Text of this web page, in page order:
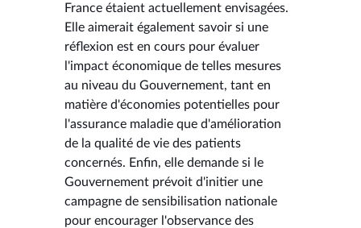
France étaient actuellement envisagées.
Elle aimerait également savoir si une
réflexion est en cours pour évaluer
l'impact économique de telles mesures
au niveau du Gouvernement, tant en
matière d'économies potentielles pour
l'assurance maladie que d'amélioration
de la qualité de vie des patients
concernés. Enfin, elle demande si le
Gouvernement prévoit d'initier une
campagne de sensibilisation nationale
pour encourager l'observance des